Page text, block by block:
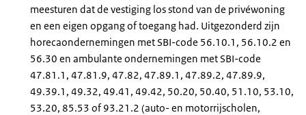
meesturen dat de vestiging los stond van de privéwoning
en een eigen opgang of toegang had. Uitgezonderd zijn
horecaondernemingen met SBI-code 56.10.1, 56.10.2 en
56.30 en ambulante ondernemingen met SBI-code
47.81.1, 47.81.9, 47.82, 47.89.1, 47.89.2, 47.89.9,
49.39.1, 49.32, 49.41, 49.42, 50.20, 50.40, 51.10, 53.10,
53.20, 85.53 of 93.21.2 (auto- en motorrijscholen,